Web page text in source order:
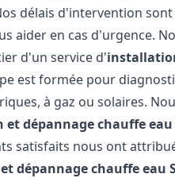
délais d'intervention
aider en cas d'urgence.
d'un service d'
est formée pour
à gaz ou solaires.
dépannage chauffe eau
satisfaits nous ont
dépannage chauffe eau